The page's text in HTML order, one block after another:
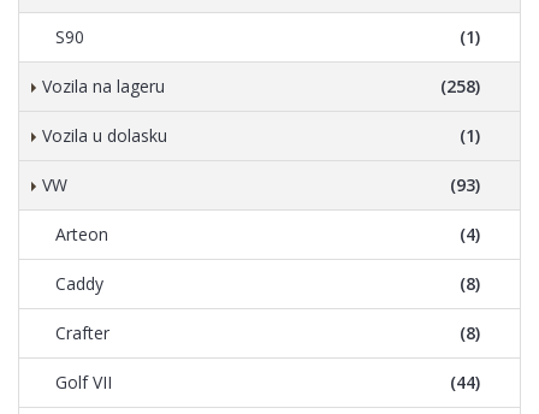
S90 (1)
Vozila na lageru (258)
Vozila u dolasku (1)
VW (93)
Arteon (4)
Caddy (8)
Crafter (8)
Golf VII (44)